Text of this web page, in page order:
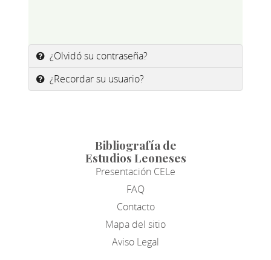
¿Olvidó su contraseña?
¿Recordar su usuario?
Bibliografía de
Estudios Leoneses
Presentación CELe
FAQ
Contacto
Mapa del sitio
Aviso Legal